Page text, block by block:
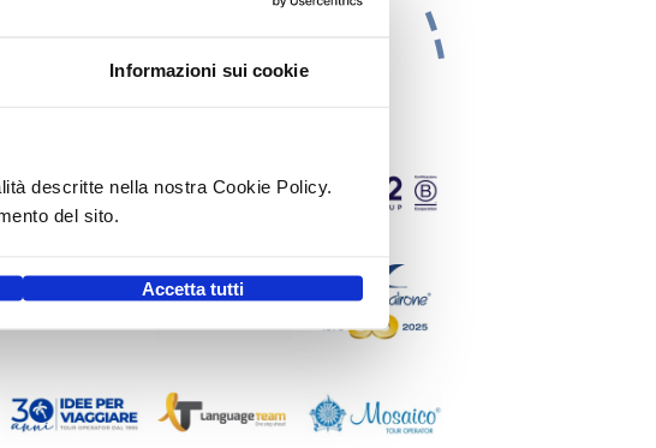
Informazioni sui cookie
descritte nella nostra Cookie Policy.
del sito.
Accetta tutti